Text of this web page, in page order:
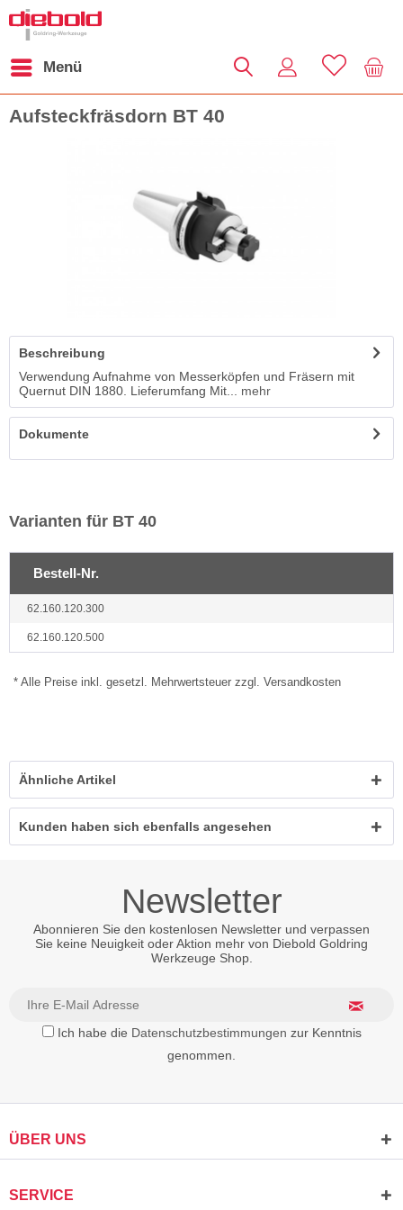
Menü
Aufsteckfräsdorn BT 40
Beschreibung
Verwendung Aufnahme von Messerköpfen und Fräsern mit
Quernut DIN 1880. Lieferumfang Mit...
mehr
Dokumente
Varianten für BT 40
Bestell-Nr.
62.160.120.300
62.160.120.500
* Alle Preise inkl. gesetzl. Mehrwertsteuer zzgl. Versandkosten
Ähnliche Artikel
Kunden haben sich ebenfalls angesehen
Newsletter
Abonnieren Sie den kostenlosen Newsletter und verpassen
Sie keine Neuigkeit oder Aktion mehr von Diebold Goldring
Werkzeuge Shop.
Ich habe die Datenschutzbestimmungen zur Kenntnis
genommen.
ÜBER UNS
SERVICE